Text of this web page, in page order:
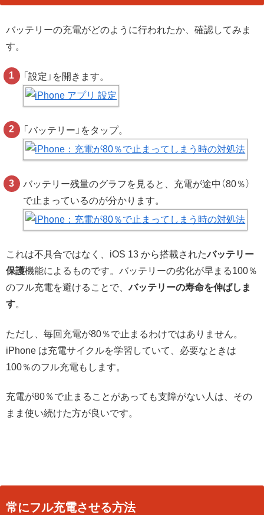
バッテリーの充電がどのように行われたか、確認してみま
す。
「設定」を開きます。
「バッテリー」をタップ。
バッテリー残量のグラフを見ると、充電が途中（80％）
で止まっているのが分かります。
これは不具合ではなく、iOS 13 から搭載されたバッテリー
保護機能によるものです。バッテリーの劣化が早まる100％
のフル充電を避けることで、バッテリーの寿命を伸ばしま
す。
ただし、毎回充電が80％で止まるわけではありません。
iPhone は充電サイクルを学習していて、必要なときは
100％のフル充電もします。
充電が80％で止まることがあっても支障がない人は、その
まま使い続けた方が良いです。
常にフル充電させる方法